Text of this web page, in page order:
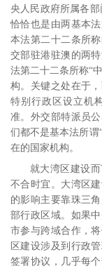
央人民政府所属各部
恰恰也是由两基本
本法第二十二条所
交部驻港驻澳的两
法第二十二条所称“
构。关键之处在于
特别行政区设立机
准。外交部特派员
们都不是基本法所谓
在的国家机构。
就大湾区建设
不合时宜。大湾区
的影响主要靠珠三
部行政区域。如果
市参与跨域合作，
区建设涉及到行政
签署协议，几乎每